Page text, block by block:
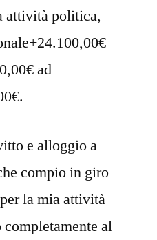
attività politica,
ad
e alloggio a
compio in giro
la mia attività
al